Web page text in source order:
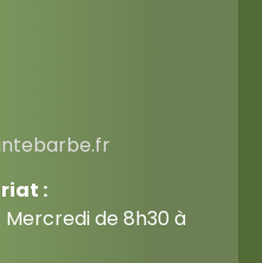
:
Mercredi de 8h30 à